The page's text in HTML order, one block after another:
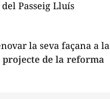
Passeig Lluís
la seva façana a la
de la reforma